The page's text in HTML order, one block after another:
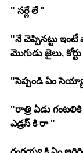
" సర్లే లే "
"నే చెప్పినట్టు
మొగుడు జైలు,
"సెప్పండి ఏం
"రాత్రి ఏడు గంటలికి
ఎడ్రస్ కి రా "